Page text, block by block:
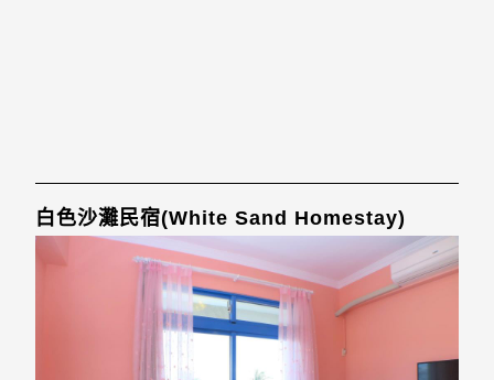
白色沙灘民宿(White Sand Homestay)